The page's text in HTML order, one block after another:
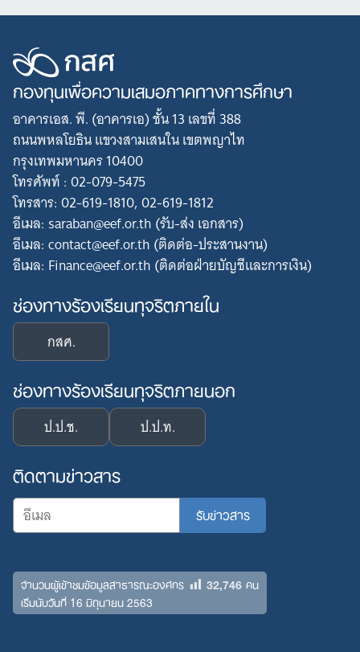
กองทุนเพื่อความเสมอภาคทางการศึกษา
อาคารเอส. พี. (อาคารเอ) ชั้น 13 เลขที่ 388
ถนนพหลโยธิน แขวงสามเสนใน เขตพญาไท
กรุงเทพมหานคร 10400
โทรศัพท์ : 02-079-5475
โทรสาร: 02-619-1810, 02-619-1812
อีเมล: saraban@eef.or.th (รับ-ส่ง เอกสาร)
อีเมล: contact@eef.or.th (ติดต่อ-ประสานงาน)
อีเมล: Finance@eef.or.th (ติดต่อฝ่ายบัญชีและการเงิน)
ช่องทางร้องเรียนทุจริตภายใน
กสศ.
ช่องทางร้องเรียนทุจริตภายนอก
ป.ป.ช. ป.ป.ท.
ติดตามข่าวสาร
จำนวนผู้เข้าชมข้อมูลสาธารณะองค์กร 32,746คน
เริ่มนับวันที่ 16 มิถุนายน 2563